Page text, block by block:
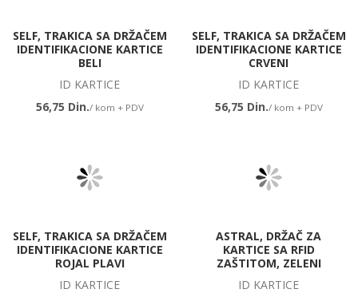
SELF, TRAKICA SA DRŽAČEM
IDENTIFIKACIONE KARTICE
BELI
ID KARTICE
56,75 Din./ kom + PDV
SELF, TRAKICA SA DRŽAČEM
IDENTIFIKACIONE KARTICE
CRVENI
ID KARTICE
56,75 Din./ kom + PDV
SELF, TRAKICA SA DRŽAČEM
IDENTIFIKACIONE KARTICE
ROJAL PLAVI
ID KARTICE
ASTRAL, DRŽAČ ZA
KARTICE SA RFID
ZAŠTITOM, ZELENI
ID KARTICE